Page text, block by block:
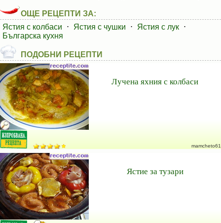
ОЩЕ РЕЦЕПТИ ЗА:
Ястия с колбаси
⋅ Ястия с чушки ⋅ Ястия с лук ⋅
Българска кухня
ПОДОБНИ РЕЦЕПТИ
Лучена яхния с колбаси
mamcheto61
Ястие за тузари